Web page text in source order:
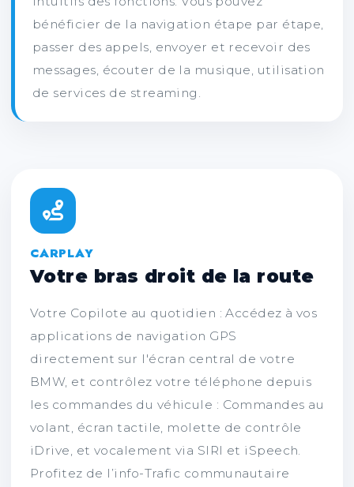
bénéficier de la navigation étape par étape,
passer des appels, envoyer et recevoir des
messages, écouter de la musique, utilisation
de services de streaming.
CARPLAY
Votre bras droit de la route
Votre Copilote au quotidien : Accédez à vos
applications de navigation GPS
directement sur l'écran central de votre
BMW, et contrôlez votre téléphone depuis
les commandes du véhicule : Commandes au
volant, écran tactile, molette de contrôle
iDrive, et vocalement via SIRI et iSpeech.
Profitez de l’info-Trafic communautaire